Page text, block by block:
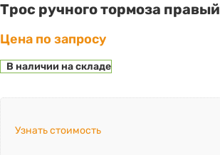
Трос ручного тормоза правый
Цена по запросу
В наличии на складе
Узнать стоимость